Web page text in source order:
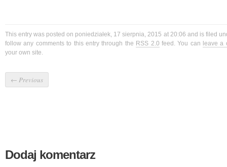
This entry was posted on poniedziałek, 17 sierpnia, 2015 at 20:06 and is filed
follow any comments to this entry through the RSS 2.0 feed. You can leave a
your own site.
← Previous
Dodaj komentarz